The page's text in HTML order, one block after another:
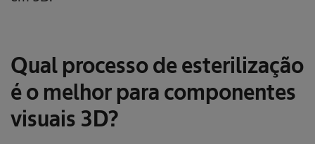
Qual processo de esterilização
é o melhor para componentes
visuais 3D?